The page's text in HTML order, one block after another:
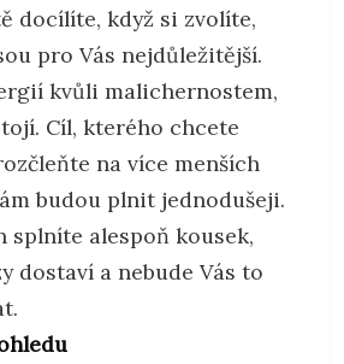
docílíte, když si zvolíte,
pro Vás nejdůležitější.
kvůli malichernostem,
Cíl, kterého chcete
na více menších
budou plnit jednodušeji.
splníte alespoň kousek,
dostaví a nebude Vás to